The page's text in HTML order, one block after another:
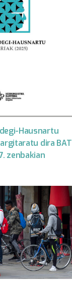
Hausnartu
dira BAT
zenbakian